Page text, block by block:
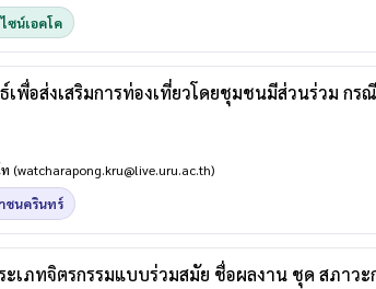
ซน์เอคโค
พื่อส่งเสริมการท่องเที่ยวโดยชุมชนมีส่วนร่วม ก
(watcharapong.kru@live.uru.ac.th)
ชนครินทร์
เภทจิตรกรรมแบบร่วมสมัย ชื่อผลงาน ชุด สภาวะ